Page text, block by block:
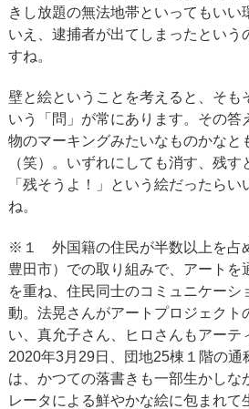
きし放題の無法地帯といってもいい
いえ、逮捕者が出てしまったという
すね。
壁と絵ということを考えると、そも
いう「問」が常にあります。その答
物のマーキングみたいなものかなと
（笑）。いずれにしても消す、残す
「残そうよ！」という絵だったら
ね。
※１ 外国籍の住民が半数以上を占
豊田市）での取り組みで、アートを
を重ね、住民同士のコミュニケーシ
動。法晃さんがアートプロジェクト
い、真允子さん、ヒロさんもアーテ
2020年3月29日、団地25棟１階の通
は、かつての落書きも一部生かしな
レータによる鮮やかな絵に包まれて